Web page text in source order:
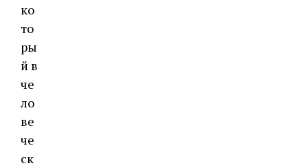
ко
то
ры
й в
че
ло
ве
че
ск